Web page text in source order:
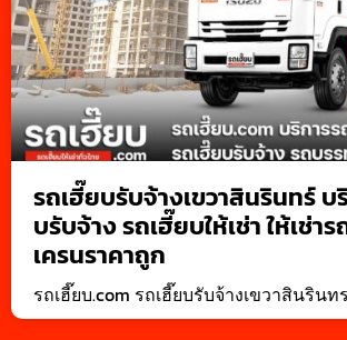
รถเฮี๊ยบรับจ้างเขวาสินรินทร์ บ
บรับจ้าง รถเฮี๊ยบให้เช่า ให้เช่า
เครนราคาถูก
รถเฮี๊ยบ.com รถเฮี๊ยบรับจ้างเขวาสินรินทร